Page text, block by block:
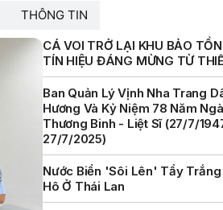
THÔNG TIN
CÁ VOI TRỞ LẠI KHU BẢO
TÍN HIỆU ĐÁNG MỪNG TỪ
Ban Quản Lý Vịnh Nha Trang
Hương Và Kỷ Niệm 78 Năm
Thương Binh - Liệt Sĩ (27/7/
27/7/2025)
Nước Biển 'sôi Lên' Tẩy Trắng
Hô Ở Thái Lan